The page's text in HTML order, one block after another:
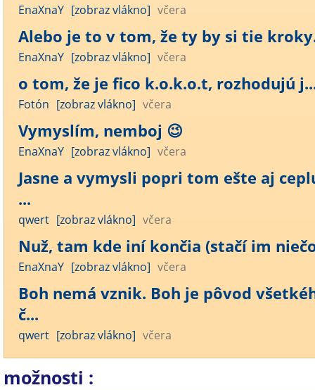
EnaXnaY [zobraz vlákno] včera
Alebo je to v tom, že ty by si tie
EnaXnaY [zobraz vlákno] včera
o tom, že je fico k.o.k.o.t, rozhodujú
Fotón [zobraz vlákno] včera
Vymyslím, nemboj 😉
EnaXnaY [zobraz vlákno] včera
Jasne a vymysli popri tom ešte aj
...
qwert [zobraz vlákno] včera
Nuž, tam kde iní končia (stačí im
EnaXnaY [zobraz vlákno] včera
Boh nemá vznik. Boh je pôvod
č...
qwert [zobraz vlákno] včera
možnosti :